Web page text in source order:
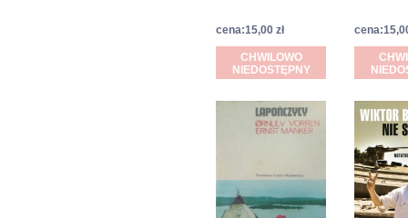
cena:15,00 zł
CHWILOWO
NIEDOSTĘPNY